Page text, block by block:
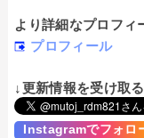
より詳細なプロフィ
プロフィール
↓更新情報を受け取
Instagramでフォロ